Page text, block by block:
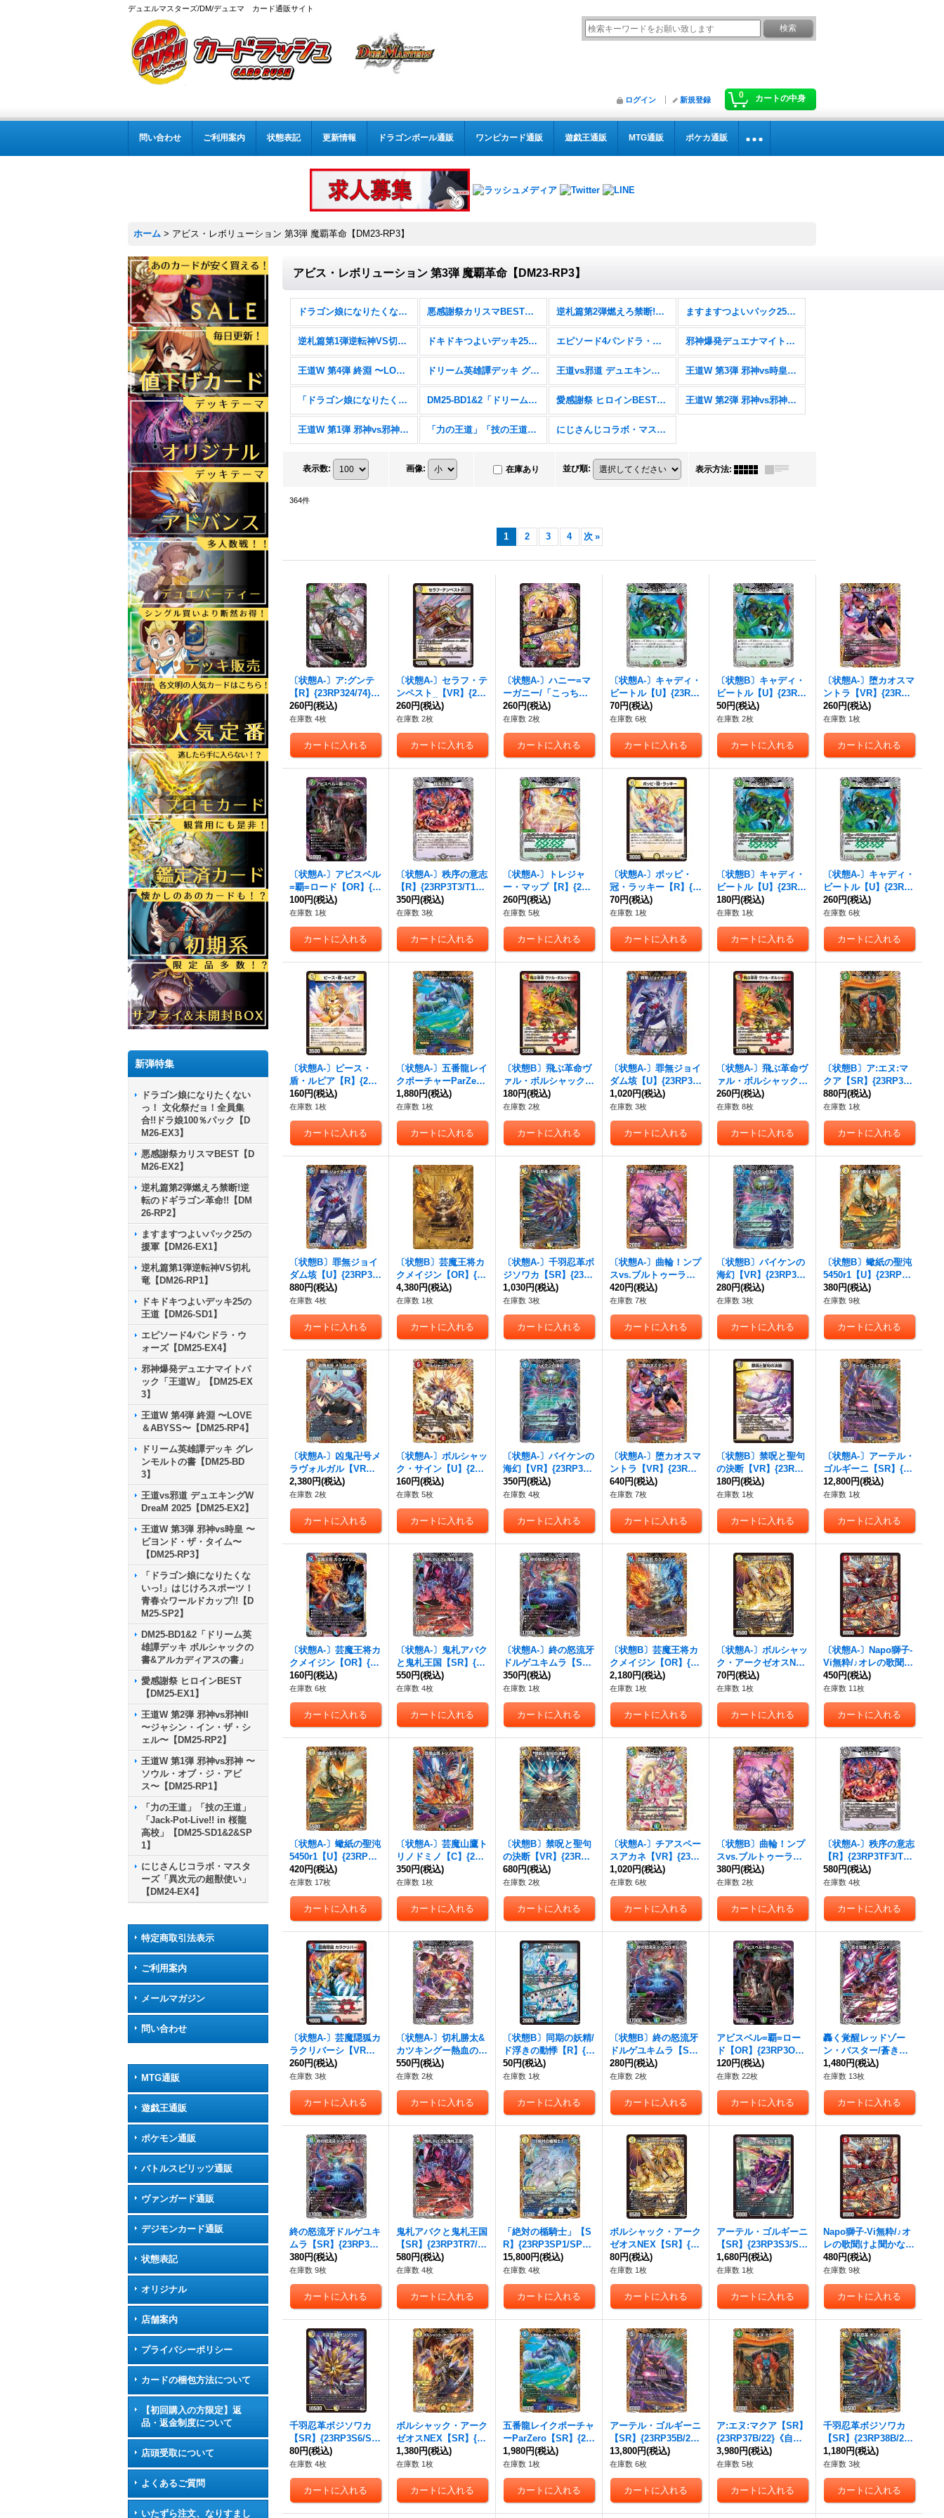
デュエルマスターズ/DM/デュエマ カード通販サイト
0 カートの中身
ログイン 新規登録
問い合わせ ご利用案内 状態表記 更新情報 ドラゴンボール通販 ワンピカード通販 遊戯王通販 MTG通販 ポケカ通販
ホーム > アビス・レボリューション 第3弾 魔覇革命【DM23-RP3】
新弾特集
ドラゴン娘になりたくない
っ！ 文化祭だョ！全員集
合!!ドラ娘100％パック【D
M26-EX3】
悪感謝祭カリスマBEST【D
M26-EX2】
逆札篇第2弾燃えろ禁断!逆
転のドギラゴン革命!!【DM
26-RP2】
ますますつよいパック25の
援軍【DM26-EX1】
逆札篇第1弾逆転神VS切札
竜【DM26-RP1】
ドキドキつよいデッキ25の
王道【DM26-SD1】
エピソード4パンドラ・ウ
ォーズ【DM25-EX4】
邪神爆発デュエナマイトパ
ック「王道W」【DM25-EX
3】
王道W 第4弾 終淵 〜LOVE
＆ABYSS〜【DM25-RP4】
ドリーム英雄譚デッキ グレ
ンモルトの書【DM25-BD
3】
王道vs邪道 デュエキングW
DreaM 2025【DM25-EX2】
王道W 第3弾 邪神vs時皇 〜
ビヨンド・ザ・タイム〜
【DM25-RP3】
「ドラゴン娘になりたくな
いっ!」はじけろスポーツ！
青春☆ワールドカップ!!【D
M25-SP2】
DM25-BD1&2「ドリーム英
雄譚デッキ ボルシャックの
書&アルカディアスの書」
愛感謝祭 ヒロインBEST
【DM25-EX1】
王道W 第2弾 邪神vs邪神II
〜ジャシン・イン・ザ・シ
ェル〜【DM25-RP2】
王道W 第1弾 邪神vs邪神 〜
ソウル・オブ・ジ・アビ
ス〜【DM25-RP1】
「力の王道」「技の王道」
「Jack-Pot-Live!! in 桜龍
高校」【DM25-SD1&2&SP
1】
にじさんじコラボ・マスタ
ーズ「異次元の超獣使い」
【DM24-EX4】
特定商取引法表示
ご利用案内
メールマガジン
問い合わせ
MTG通販
遊戯王通販
ポケモン通販
バトルスピリッツ通販
ヴァンガード通販
デジモンカード通販
状態表記
オリジナル
店舗案内
プライバシーポリシー
カードの梱包方法について
【初回購入の方限定】返
品・返金制度について
店頭受取について
よくあるご質問
いたずら注文、なりすまし
アビス・レボリューション 第3弾 魔覇革命【DM23-RP3】
ドラゴン娘になりたくないっ！ 文化祭だョ！全員集合!!ドラ娘100％パック【DM26-EX3】 悪感謝祭カリスマBEST【DM26-EX2】 逆札篇第2弾燃えろ禁断!逆転のドギラゴン革命!!【DM26-RP2】 ますますつよいパック25の援軍【DM26-EX1】
逆札篇第1弾逆転神VS切札竜【DM26-RP1】 ドキドキつよいデッキ25の王道【DM26-SD1】 エピソード4パンドラ・ウォーズ【DM25-EX4】 邪神爆発デュエナマイトパック「王道W」【DM25-EX3】
王道W 第4弾 終淵 〜LOVE＆ABYSS〜【DM25-RP4】 ドリーム英雄譚デッキ グレンモルトの書【DM25-BD3】 王道vs邪道 デュエキングWDreaM 2025【DM25-EX2】 王道W 第3弾 邪神vs時皇 〜ビヨンド・ザ・タイム〜【DM25-RP3】
「ドラゴン娘になりたくないっ!」はじけろスポーツ！青春☆ワールドカップ!!【DM25-SP2】 DM25-BD1&2「ドリーム英雄譚デッキ ボルシャックの書&アルカディアスの書」 愛感謝祭 ヒロインBEST【DM25-EX1】 王道W 第2弾 邪神vs邪神II 〜ジャシン・イン・ザ・シェル〜【DM25-RP2】
王道W 第1弾 邪神vs邪神 〜ソウル・オブ・ジ・アビス〜【DM25-RP1】 「力の王道」「技の王道」「Jack-Pot-Live!! in 桜龍高校」【DM25-SD1&2&SP1】 にじさんじコラボ・マスターズ「異次元の超獣使い」【DM24-EX4】
表示数: 画像: 在庫あり 並び順: 表示方法:
364件
1 2 3 4 次 »
〔状態A-〕ア:グンテ
【R】{23RP324/74}
《自然》
260円(税込)
在庫数 4枚
〔状態A-〕セラフ・テ
ンペスト_【VR】{23R
P33/74}《多》
260円(税込)
在庫数 2枚
〔状態A-〕ハニー=マ
ーガニー/「こっちは
甘いぞー」【U】{23R
P350/74}《多》
260円(税込)
在庫数 2枚
〔状態A-〕キャディ・
ビートル【U】{23RP3
T5/T10}《自然》
70円(税込)
在庫数 6枚
〔状態B〕キャディ・
ビートル【U】{23RP3
T5/T10}《自然》
50円(税込)
在庫数 2枚
〔状態A-〕堕カオスマ
ントラ【VR】{23RP3
9A/20}《闇》
260円(税込)
在庫数 1枚
〔状態A-〕アビスベル
=覇=ロード【OR】{2
3RP3OR1/OR2}
《多》
100円(税込)
在庫数 1枚
〔状態A-〕秩序の意志
【R】{23RP3T3/T10}
《闇》
350円(税込)
在庫数 3枚
〔状態A-〕トレジャ
ー・マップ【R】{23R
P3TF4/TF10}《自然》
260円(税込)
在庫数 5枚
〔状態A-〕ポッピ・
冠・ラッキー【R】{2
3RP311/74}《光》
70円(税込)
在庫数 1枚
〔状態B〕キャディ・
ビートル【U】{23RP3
TF5/TF10}《自然》
180円(税込)
在庫数 1枚
〔状態A-〕キャディ・
ビートル【U】{23RP3
TF5/TF10}《自然》
260円(税込)
在庫数 6枚
〔状態A-〕ピース・
盾・ルピア【R】{23R
P310/74}《光》
160円(税込)
在庫数 1枚
〔状態A-〕五番龍レイ
クポーチャーParZero
【SR】{23RP34B/22}
《水》
1,880円(税込)
在庫数 1枚
〔状態B〕飛ぶ革命ヴ
ァル・ボルシャック
【VR】{23RP35/74}
《多》
180円(税込)
在庫数 2枚
〔状態A-〕罪無ジョイ
ダム垓【U】{23RP3S
P4/SP5}《多》
1,020円(税込)
在庫数 3枚
〔状態A-〕飛ぶ革命ヴ
ァル・ボルシャック
【VR】{23RP35/74}
《多》
260円(税込)
在庫数 8枚
〔状態B〕ア:エヌ:マ
クア【SR】{23RP35
A/20}《自然》
880円(税込)
在庫数 1枚
〔状態B〕罪無ジョイ
ダム垓【U】{23RP3S
P4/SP5}《多》
880円(税込)
在庫数 4枚
〔状態B〕芸魔王将カ
クメイジン【OR】{23
RP32S/2}《多》
4,380円(税込)
在庫数 1枚
〔状態A-〕千羽忍革ボ
ジソワカ【SR】{23R
P38B/22}《多》
1,030円(税込)
在庫数 3枚
〔状態A-〕曲輪！ンプ
スvs.ブルトゥーラ
【C】{23RP320B/22}
《闇》
420円(税込)
在庫数 7枚
〔状態B〕バイケンの
海幻【VR】{23RP3TR
8/TR9}《水》
280円(税込)
在庫数 3枚
〔状態B〕蠍紙の聖沌
5450r1【U】{23RP31
7B/22}《光》
380円(税込)
在庫数 9枚
〔状態A-〕凶鬼卍号メ
ラヴォルガル【VR】
{23RP3SP3/SP5}
《闇》
2,380円(税込)
在庫数 2枚
〔状態A-〕ボルシャッ
ク・サイン【U】{23R
P316A/20}《火》
160円(税込)
在庫数 5枚
〔状態A-〕バイケンの
海幻【VR】{23RP3TR
8/TR9}《水》
350円(税込)
在庫数 4枚
〔状態A-〕堕カオスマ
ントラ【VR】{23RP3
11B/22}《闇》
640円(税込)
在庫数 7枚
〔状態B〕禁呪と聖句
の決断【VR】{23RP3
4/74}《多》
180円(税込)
在庫数 1枚
〔状態A-〕アーテル・
ゴルギーニ【SR】{23
RP35B/22}《闇》
12,800円(税込)
在庫数 1枚
〔状態A-〕芸魔王将カ
クメイジン【OR】{23
RP3OR2/OR2}《多》
160円(税込)
在庫数 6枚
〔状態A-〕鬼札アバク
と鬼札王国【SR】{23
RP3TR7/TR9}《多》
550円(税込)
在庫数 4枚
〔状態A-〕終の怒流牙
ドルゲユキムラ【S
R】{23RP3TR5/TR9}
《多》
350円(税込)
在庫数 1枚
〔状態B〕芸魔王将カ
クメイジン【OR】{23
RP32B/22}《多》
2,180円(税込)
在庫数 1枚
〔状態A-〕ボルシャッ
ク・アークゼオスNEX
【SR】{23RP3S1/S8}
《光》
70円(税込)
在庫数 1枚
〔状態A-〕Napo獅子-
Vi無粋/♪オレの歌聞け
よ聞かなきゃ殴り合い
【SR】{23RP3S4/S8}
《火》
450円(税込)
在庫数 11枚
〔状態A-〕蠍紙の聖沌
5450r1【U】{23RP31
7B/22}《光》
420円(税込)
在庫数 17枚
〔状態A-〕芸魔山鷹ト
リノドミノ【C】{23R
P322B/22}《多》
350円(税込)
在庫数 1枚
〔状態B〕禁呪と聖句
の決断【VR】{23RP3
10A/20}《多》
680円(税込)
在庫数 2枚
〔状態A-〕チアスペー
スアカネ【VR】{23R
P311A/20}《多》
1,020円(税込)
在庫数 6枚
〔状態B〕曲輪！ンプ
スvs.ブルトゥーラ
【C】{23RP320B/22}
《闇》
380円(税込)
在庫数 2枚
〔状態A-〕秩序の意志
【R】{23RP3TF3/TF1
0}《闇》
580円(税込)
在庫数 4枚
〔状態A-〕芸魔隠狐カ
ラクリバーシ【VR】
{23RP36/74}《多》
260円(税込)
在庫数 3枚
〔状態A-〕切札勝太&
カツキングー熱血の物
語ー【DSR】{23RP3T
R1/TR9}《多》
550円(税込)
在庫数 2枚
〔状態B〕同期の妖精/
ド浮きの動悸【R】{2
3RP313/74}《水》
50円(税込)
在庫数 1枚
〔状態B〕終の怒流牙
ドルゲユキムラ【S
R】{23RP3TR5/TR9}
《多》
280円(税込)
在庫数 2枚
アビスベル=覇=ロー
ド【OR】{23RP3OR
1/OR2}《多》
120円(税込)
在庫数 22枚
轟く覚醒レッドゾー
ン・バスター/蒼き覚
醒ドギラゴンX【SR】
{23RP3TR2b/TR9/TR
2a/TR9}《多》
1,480円(税込)
在庫数 13枚
終の怒流牙ドルゲユキ
ムラ【SR】{23RP3TR
5/TR9}《多》
380円(税込)
在庫数 9枚
鬼札アバクと鬼札王国
【SR】{23RP3TR7/T
R9}《多》
580円(税込)
在庫数 4枚
「絶対の楯騎士」【S
R】{23RP3SP1/SP5}
《光》
15,800円(税込)
在庫数 4枚
ボルシャック・アーク
ゼオスNEX【SR】{23
RP3S1/S8}《光》
80円(税込)
在庫数 1枚
アーテル・ゴルギーニ
【SR】{23RP3S3/S8}
《闇》
1,680円(税込)
在庫数 1枚
Napo獅子-Vi無粋/♪オ
レの歌聞けよ聞かなき
ゃ殴り合い【SR】{23
RP3S4/S8}《火》
480円(税込)
在庫数 9枚
千羽忍革ボジソワカ
【SR】{23RP3S6/S8}
《多》
80円(税込)
在庫数 4枚
ボルシャック・アーク
ゼオスNEX【SR】{23
RP33B/22}《光》
1,380円(税込)
在庫数 1枚
五番龍レイクポーチャ
ーParZero【SR】{23
RP34B/22}《水》
1,980円(税込)
在庫数 1枚
アーテル・ゴルギーニ
【SR】{23RP35B/22}
《闇》
13,800円(税込)
在庫数 6枚
ア:エヌ:マクア【SR】
{23RP37B/22}《自
然》
3,980円(税込)
在庫数 5枚
千羽忍革ボジソワカ
【SR】{23RP38B/22}
《多》
1,180円(税込)
在庫数 3枚